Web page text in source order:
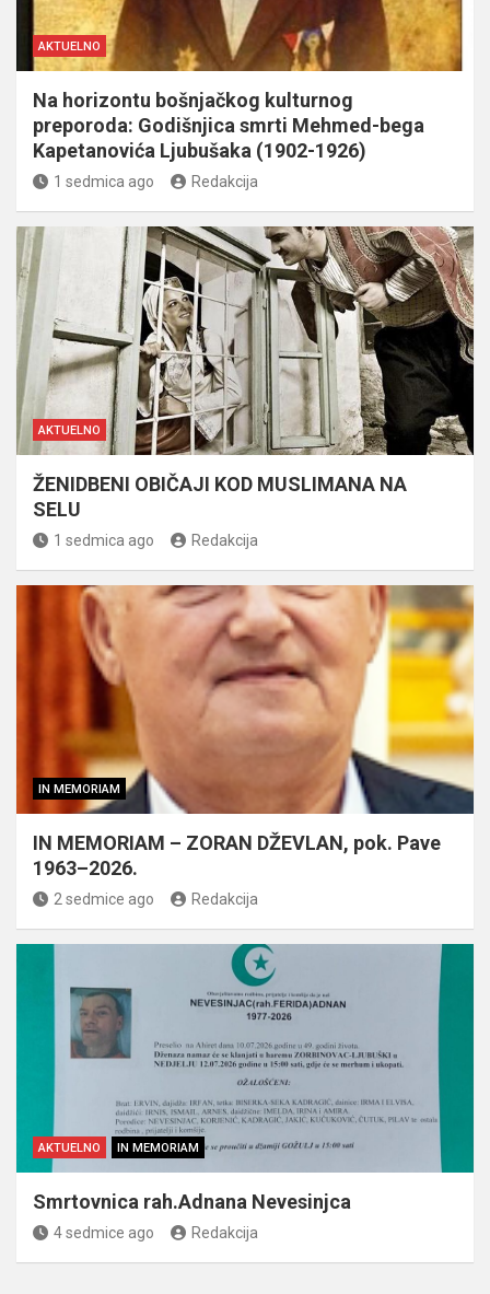
AKTUELNO
Na horizontu bošnjačkog kulturnog
preporoda: Godišnjica smrti Mehmed-bega
Kapetanovića Ljubušaka (1902-1926)
1 sedmica ago Redakcija
AKTUELNO
ŽENIDBENI OBIČAJI KOD MUSLIMANA NA
SELU
1 sedmica ago Redakcija
IN MEMORIAM
IN MEMORIAM – ZORAN DŽEVLAN, pok. Pave
1963–2026.
2 sedmice ago Redakcija
AKTUELNO IN MEMORIAM
Smrtovnica rah.Adnana Nevesinjca
4 sedmice ago Redakcija